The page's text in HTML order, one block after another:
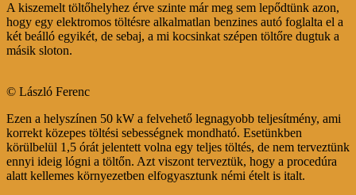
A kiszemelt töltőhelyhez érve szinte már meg sem lepődtünk azon,
hogy egy elektromos töltésre alkalmatlan benzines autó foglalta el a
két beálló egyikét, de sebaj, a mi kocsinkat szépen töltőre dugtuk a
másik sloton.
© László Ferenc
Ezen a helyszínen 50 kW a felvehető legnagyobb teljesítmény, ami
korrekt közepes töltési sebességnek mondható. Esetünkben
körülbelül 1,5 órát jelentett volna egy teljes töltés, de nem terveztünk
ennyi ideig lógni a töltőn. Azt viszont terveztük, hogy a procedúra
alatt kellemes környezetben elfogyasztunk némi ételt is italt.